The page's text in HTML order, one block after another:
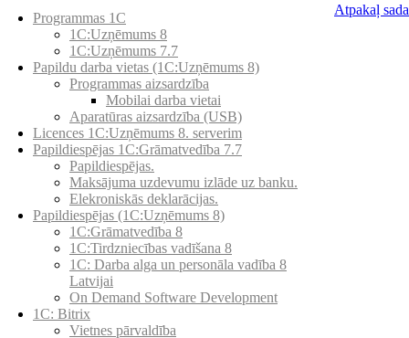
Programmas 1C
1C:Uzņēmums 8
1C:Uzņēmums 7.7
Papildu darba vietas (1C:Uzņēmums 8)
Programmas aizsardzība
Mobilai darba vietai
Aparatūras aizsardzība (USB)
Licences 1C:Uzņēmums 8. serverim
Papildiespējas 1C:Grāmatvedība 7.7
Papildiespējas.
Maksājuma uzdevumu izlāde uz banku.
Elekroniskās deklarācijas.
Papildiespējas (1C:Uzņēmums 8)
1C:Grāmatvedība 8
1C:Tirdzniecības vadīšana 8
1С: Darba alga un personāla vadība 8
Latvijai
On Demand Software Development
1C: Bitrix
Vietnes pārvaldība
Atpakaļ